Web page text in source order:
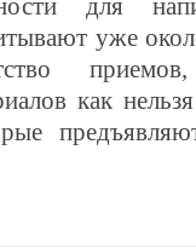
для
уже
как